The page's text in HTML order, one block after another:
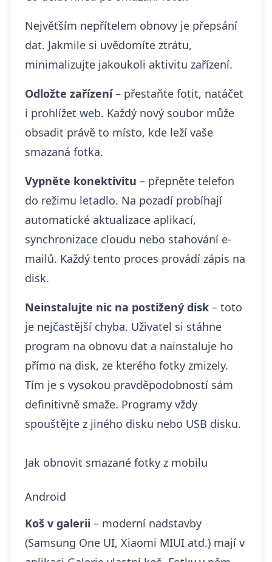
Největším nepřítelem obnovy je přepsání
dat. Jakmile si uvědomíte ztrátu,
minimalizujte jakoukoli aktivitu zařízení.
Odložte zařízení– přestaňte fotit, natáčet
i prohlížet web. Každý nový soubor může
obsadit právě to místo, kde leží vaše
smazaná fotka.
Vypněte konektivitu – přepněte telefon
do režimu letadlo. Na pozadí probíhají
automatické aktualizace aplikací,
synchronizace cloudu nebo stahování e-
mailů. Každý tento proces provádí zápis na
disk.
Neinstalujte nic na postižený disk – toto
je nejčastější chyba. Uživatel si stáhne
program na obnovu dat a nainstaluje ho
přímo na disk, ze kterého fotky zmizely.
Tím je s vysokou pravděpodobností sám
definitivně smaže. Programy vždy
spouštějte z jiného disku nebo USB disku.
Jak obnovit smazané fotky z mobilu
Android
Koš v galerii – moderní nadstavby
(Samsung One UI, Xiaomi MIUI atd.) mají v